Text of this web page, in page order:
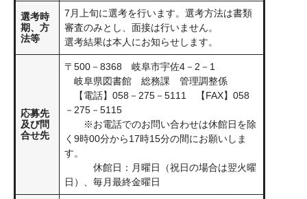
選考時
期、方
法等
7月上旬に選考を行います。選考方法は書類
審査のみとし、面接は行いません。
選考結果は本人にお知らせします。
応募先
及び問
合せ先
〒500－8368 岐阜市宇佐4－2－1
岐阜県図書館 総務課 管理調整係
【電話】058－275－5111 【FAX】058
－275－5115
※お電話でのお問い合わせは休館日を除
く9時00分から17時15分の間にお願いしま
す。
休館日：月曜日（祝日の場合は翌火曜
日）、毎月最終金曜日